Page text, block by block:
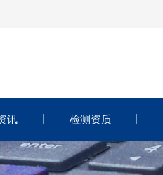
讯 检测资质